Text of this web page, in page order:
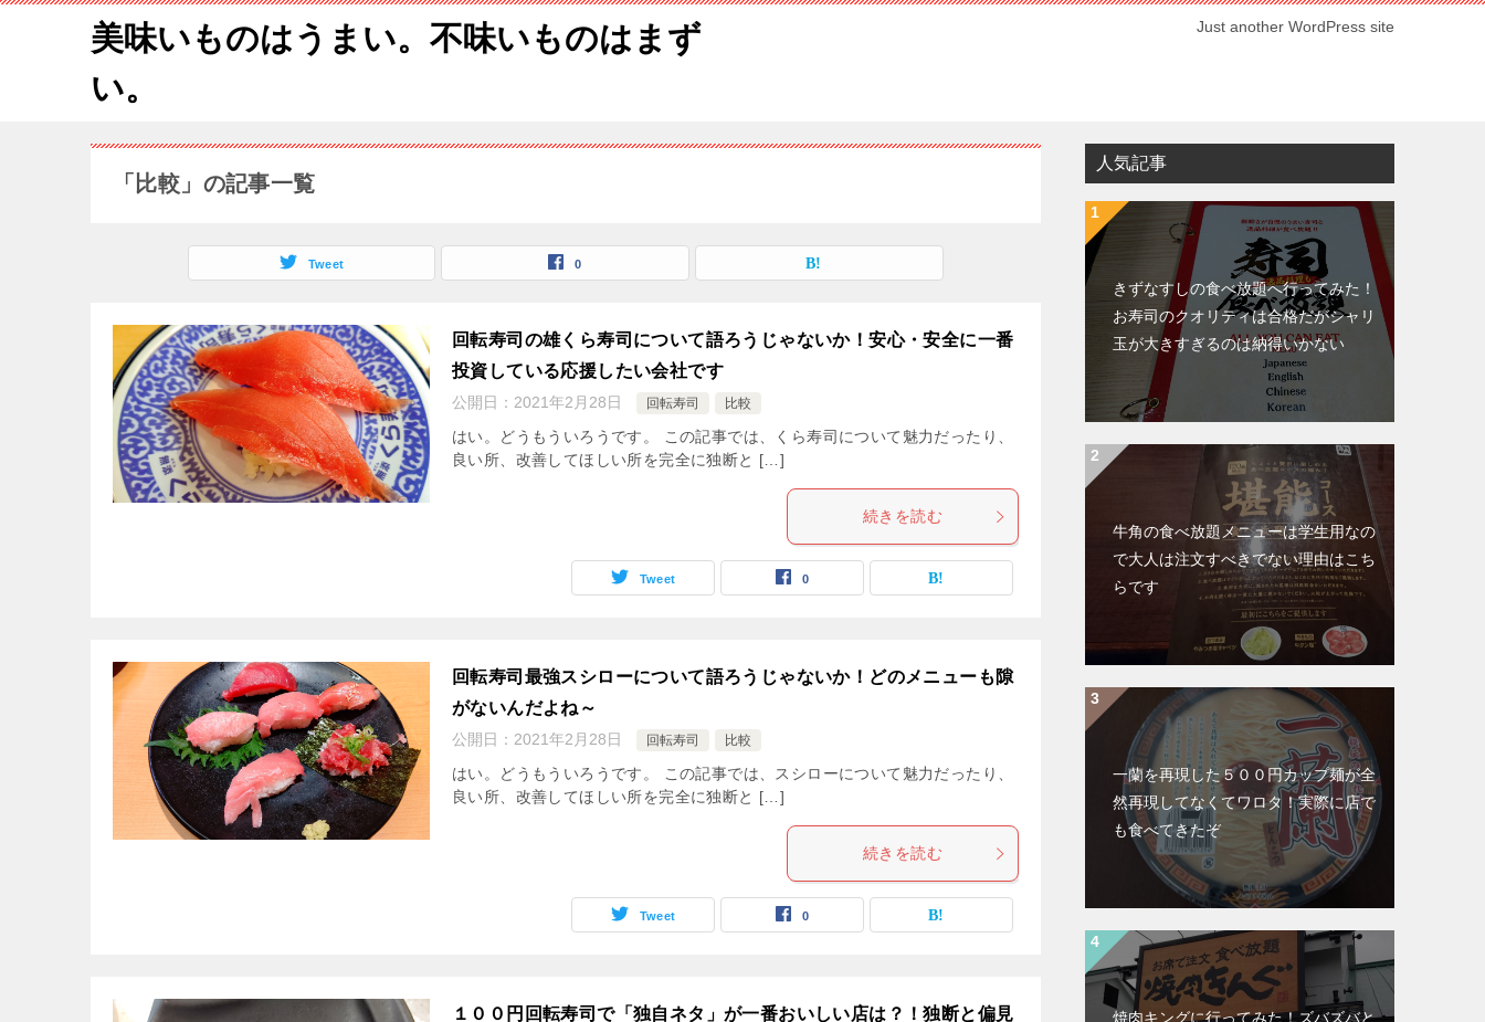
美味いものはうまい。不味いものはまず
い。
Just another WordPress site
「比較」の記事一覧
Tweet 0
回転寿司の雄くら寿司について語ろうじゃないか！安心・安全に一番
投資している応援したい会社です
公開日： 2021年2月28日 回転寿司 比較
はい。どうもういろうです。 この記事では、くら寿司について魅力だったり、
良い所、改善してほしい所を完全に独断と […]
続きを読む
Tweet 0
回転寿司最強スシローについて語ろうじゃないか！どのメニューも隙
がないんだよね～
公開日： 2021年2月28日 回転寿司 比較
はい。どうもういろうです。 この記事では、スシローについて魅力だったり、
良い所、改善してほしい所を完全に独断と […]
続きを読む
Tweet 0
１００円回転寿司で「独自ネタ」が一番おいしい店は？！独断と偏見
人気記事
きずなすしの食べ放題へ行ってみた！
お寿司のクオリティは合格だがシャリ
玉が大きすぎるのは納得いかない
牛角の食べ放題メニューは学生用なの
で大人は注文すべきでない理由はこち
らです
一蘭を再現した５００円カップ麺が全
然再現してなくてワロタ！実際に店で
も食べてきたぞ
焼肉キングに行ってみた！ズバズバと